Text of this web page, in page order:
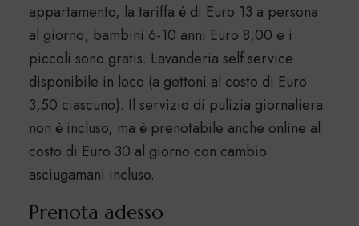
appartamento, la tariffa è di Euro 13 a persona
al giorno; bambini 6-10 anni Euro 8,00 e i
piccoli sono gratis. Lavanderia self service
disponibile in loco (a gettoni al costo di Euro
3,50 ciascuno). Il servizio di pulizia giornaliera
non è incluso, ma è prenotabile anche online al
costo di Euro 30 al giorno con cambio
asciugamani incluso.
Prenota adesso